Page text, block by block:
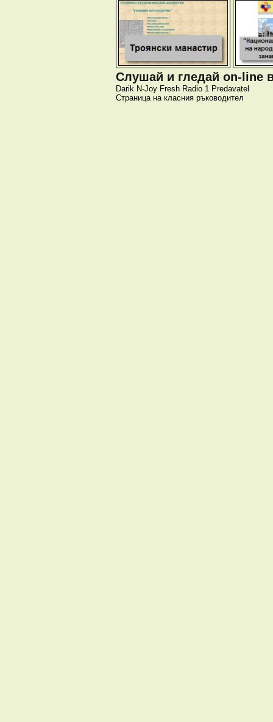
Слушай и гледай on-line
Darik N-Joy Fresh Radio 1 Predavatel
Страница на класния ръководител